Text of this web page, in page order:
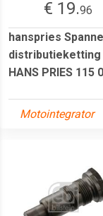
€ 19.96
hanspries
distributieketting
HANS PRIES 115
Motointegrator